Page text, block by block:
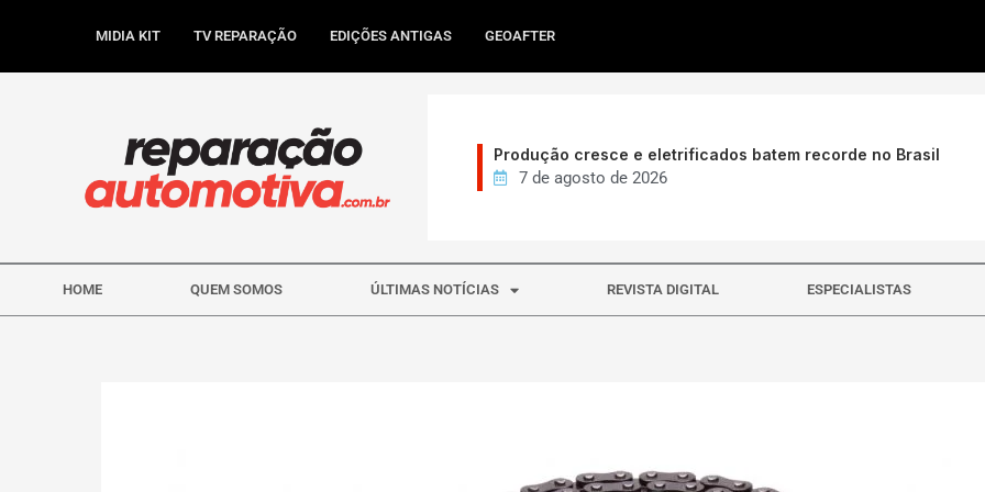
MIDIA KIT TV REPARAÇÃO EDIÇÕES ANTIGAS GEOAFTER
Produção cresce e eletrificados batem recorde no Brasil
7 de agosto de 2026
HOME QUEM SOMOS ÚLTIMAS NOTÍCIAS REVISTA DIGITAL ESPECIALISTAS